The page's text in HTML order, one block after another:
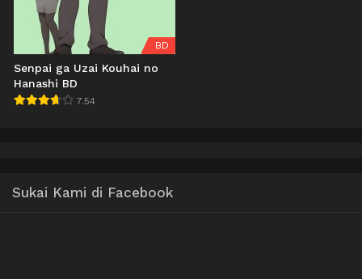
BD
Senpai ga Uzai Kouhai no
Hanashi BD
7.54
Sukai Kami di Facebook